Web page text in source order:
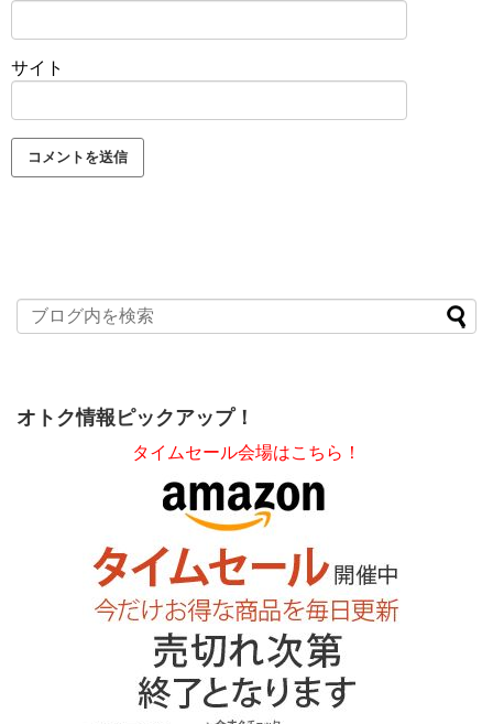
サイト
オトク情報ピックアップ！
タイムセール会場はこちら！